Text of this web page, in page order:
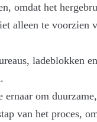
omdat het
alleen te
ladeblokken
om
van het proces,